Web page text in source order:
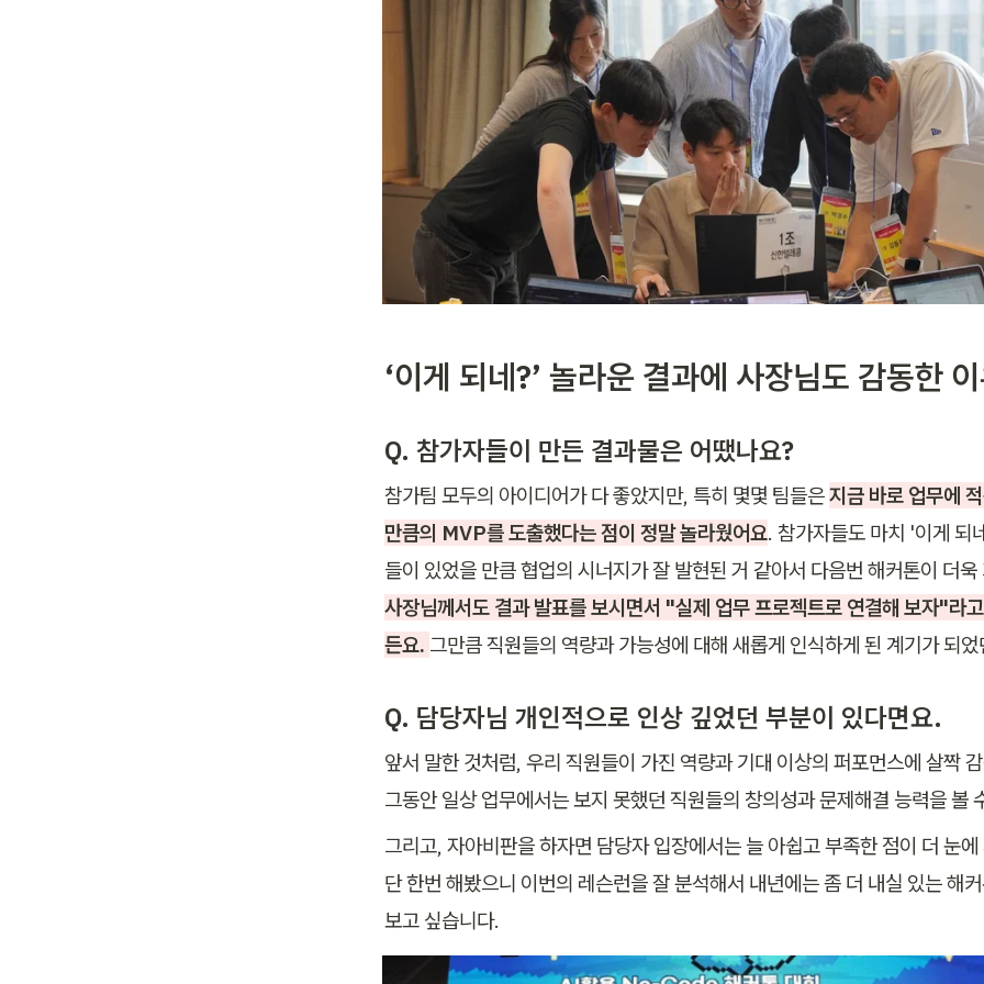
‘이게 되네?’ 놀라운 결과에 사장님도 감동한
Q. 참가자들이 만든 결과물은 어땠나요?
참가팀 모두의 아이디어가 다 좋았지만, 특히 몇몇 팀들은 지금 바로 업무에
만큼의 MVP를 도출했다는 점이 정말 놀라웠어요. 참가자들도 마치 '이게 되
사장님께서도 결과 발표를 보시면서 "실제 업무 프로젝트로 연결해 보자"라
든요. 그만큼 직원들의 역량과 가능성에 대해 새롭게 인식하게 된 계기가 되
Q. 담당자님 개인적으로 인상 깊었던 부분이 있다면요.
앞서 말한 것처럼, 우리 직원들이 가진 역량과 기대 이상의 퍼포먼스에 살짝
그동안 일상 업무에서는 보지 못했던 직원들의 창의성과 문제해결 능력을 볼
그리고, 자아비판을 하자면 담당자 입장에서는 늘 아쉽고 부족한 점이 더 눈
단 한번 해봤으니 이번의 레슨런을 잘 분석해서 내년에는 좀 더 내실 있는 해
보고 싶습니다.